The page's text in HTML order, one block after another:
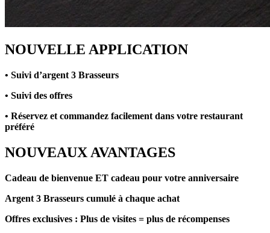
NOUVELLE APPLICATION
• Suivi d’argent 3 Brasseurs
• Suivi des offres
• Réservez et commandez facilement dans votre restaurant
préféré
NOUVEAUX AVANTAGES
Cadeau de bienvenue ET cadeau pour votre anniversaire
Argent 3 Brasseurs cumulé à chaque achat
Offres exclusives : Plus de visites = plus de récompenses